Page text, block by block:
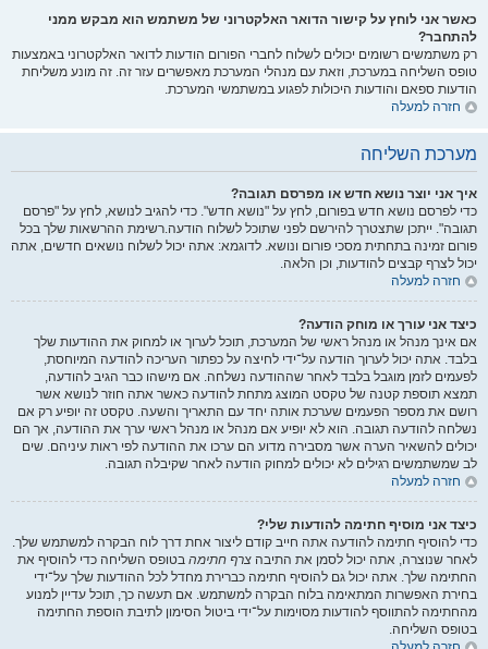
כאשר אני לוחץ על קישור הדואר האלקטרוני של משתמש הוא מבקש ממני
להתחבר?
רק משתמשים רשומים יכולים לשלוח לחברי הפורום הודעות לדואר האלקטרוני באמצעות
טופס השליחה במערכת, וזאת עם מנהלי המערכת מאפשרים עזר זה. זה מונע משליחת
הודעות ספאם והודעות היכולות לפגוע במשתמשי המערכת.
חזרה למעלה
מערכת השליחה
איך אני יוצר נושא חדש או מפרסם תגובה?
כדי לפרסם נושא חדש בפורום, לחץ על "נושא חדש". כדי להגיב לנושא, לחץ על "פרסם
תגובה". ייתכן שתצטרך להירשם לפני שתוכל לשלוח הודעה.רשימת ההרשאות שלך בכל
פורום זמינה בתחתית מסכי פורום ונושא. לדוגמא: אתה יכול לשלוח נושאים חדשים, אתה
יכול לצרף קבצים להודעות, וכן הלאה.
חזרה למעלה
כיצד אני עורך או מוחק הודעה?
אם אינך מנהל או מנהל ראשי של המערכת, תוכל לערוך או למחוק את ההודעות שלך
בלבד. אתה יכול לערוך הודעה על־ידי לחיצה על כפתור העריכה להודעה המיוחסת,
לפעמים לזמן מוגבל בלבד לאחר שההודעה נשלחה. אם מישהו כבר הגיב להודעה,
תמצא תוספת קטנה של טקסט המוצג מתחת להודעה כאשר אתה חוזר לנושא אשר
רושם את מספר הפעמים שערכת אותה יחד עם התאריך והשעה. טקסט זה יופיע רק אם
נשלחה להודעה תגובה. הוא לא יופיע אם מנהל או מנהל ראשי ערך את ההודעה, אך הם
יכולים להשאיר הערה אשר מסבירה מדוע הם ערכו את ההודעה לפי ראות עיניהם. שים
לב שמשתמשים רגילים לא יכולים למחוק הודעה לאחר שקיבלה תגובה.
חזרה למעלה
כיצד אני מוסיף חתימה להודעות שלי?
כדי להוסיף חתימה להודעה אתה חייב קודם ליצור אחת דרך לוח הבקרה למשתמש שלך.
לאחר שנוצרה, אתה יכול לסמן את התיבה צרף חתימה בטופס השליחה כדי להוסיף את
החתימה שלך. אתה יכול גם להוסיף חתימה כברירת מחדל לכל ההודעות שלך על־ידי
בחירת האפשרות המתאימה בלוח הבקרה למשתמש. אם תעשה כך, תוכל עדיין למנוע
מהחתימה להתווסף להודעות מסוימות על־ידי ביטול הסימון לתיבת הוספת החתימה
בטופס השליחה.